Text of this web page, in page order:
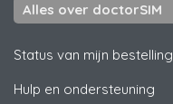
Alles over doctorSIM
Status van mijn bestelling
Hulp en ondersteuning